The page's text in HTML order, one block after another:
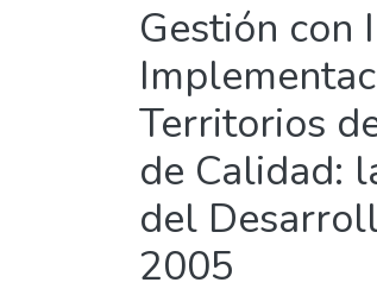
Gestión con
Territorios
de Calidad:
del
2005